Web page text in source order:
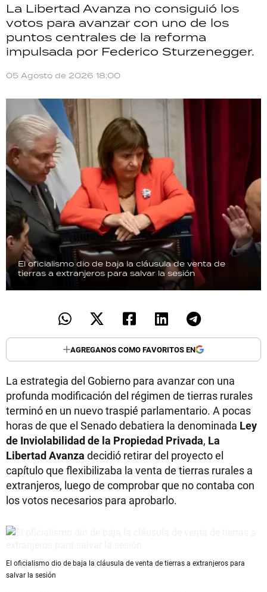
La Libertad Avanza no consiguió los
votos para avanzar con uno de los
puntos centrales de la reforma
impulsada por Federico Sturzenegger.
05 Agosto de 2026 18:00
El oficialismo dio de baja la cláusula de venta de
tierras a extranjeros para salvar la sesión
AGREGANOS COMO FAVORITOS EN
La estrategia del Gobierno para avanzar con una
profunda modificación del régimen de tierras rurales
terminó en un nuevo traspié parlamentario. A pocas
horas de que el Senado debatiera la denominada Ley
de Inviolabilidad de la Propiedad Privada, La
Libertad Avanza decidió retirar del proyecto el
capítulo que flexibilizaba la venta de tierras rurales a
extranjeros, luego de comprobar que no contaba con
los votos necesarios para aprobarlo.
El oficialismo dio de baja la cláusula de venta de tierras a extranjeros para
salvar la sesión